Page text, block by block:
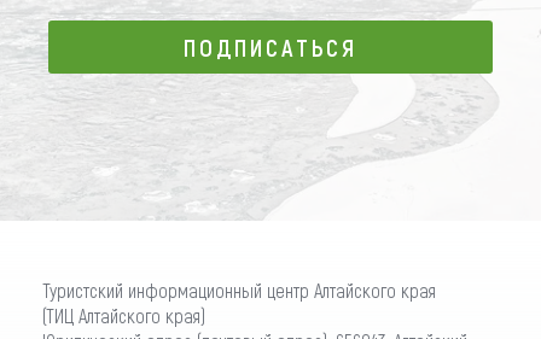
ПОДПИСАТЬСЯ
ПОДПИСАТЬСЯ
Туристский информационный центр Алтайского края
(ТИЦ Алтайского края)